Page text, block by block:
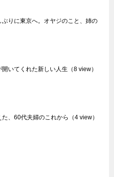
りに東京へ。オヤジのこと、姉の
いてくれた新しい人生 （8 view）
、60代夫婦のこれから （4 view）